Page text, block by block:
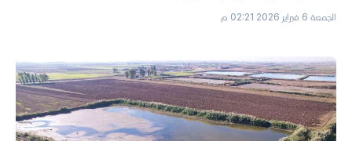
الجمعة 6 فبراير 2026 02:21 م